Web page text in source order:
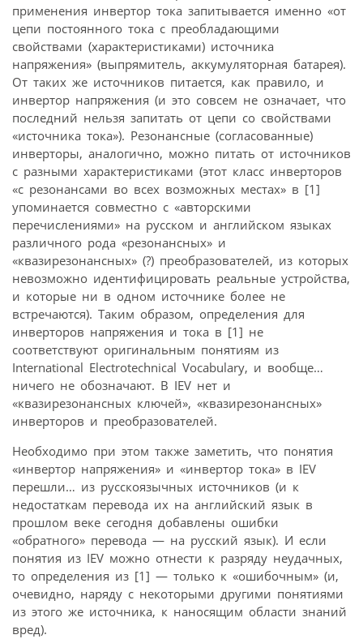
применения инвертор тока запитывается именно «от
цепи постоянного тока с преобладающими
свойствами (характеристиками) источника
напряжения» (выпрямитель, аккумуляторная батарея).
От таких же источников питается, как правило, и
инвертор напряжения (и это совсем не означает, что
последний нельзя запитать от цепи со свойствами
«источника тока»). Резонансные (согласованные)
инверторы, аналогично, можно питать от источников
с разными характеристиками (этот класс инверторов
«с резонансами во всех возможных местах» в [1]
упоминается совместно с «авторскими
перечислениями» на русском и английском языках
различного рода «резонансных» и
«квазирезонансных» (?) преобразователей, из которых
невозможно идентифицировать реальные устройства,
и которые ни в одном источнике более не
встречаются). Таким образом, определения для
инверторов напряжения и тока в [1] не
соответствуют оригинальным понятиям из
International Electrotechnical Vocabulary, и вообще…
ничего не обозначают. В IEV нет и
«квазирезонансных ключей», «квазирезонансных»
инверторов и преобразователей.
Необходимо при этом также заметить, что понятия
«инвертор напряжения» и «инвертор тока» в IEV
перешли… из русскоязычных источников (и к
недостаткам перевода их на английский язык в
прошлом веке сегодня добавлены ошибки
«обратного» перевода — на русский язык). И если
понятия из IEV можно отнести к разряду неудачных,
то определения из [1] — только к «ошибочным» (и,
очевидно, наряду с некоторыми другими понятиями
из этого же источника, к наносящим области знаний
вред).